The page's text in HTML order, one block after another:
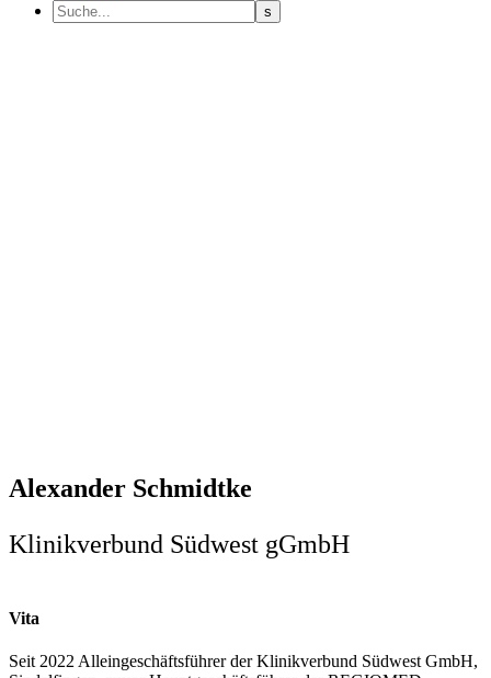
Alexander Schmidtke
Klinikverbund Südwest gGmbH
Vita
Seit 2022 Alleingeschäftsführer der Klinikverbund Südwest GmbH,